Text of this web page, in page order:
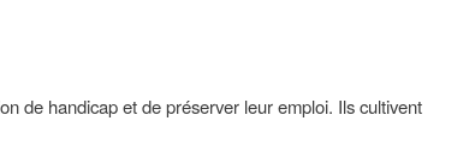
de handicap et de préserver leur emploi. Ils cultivent